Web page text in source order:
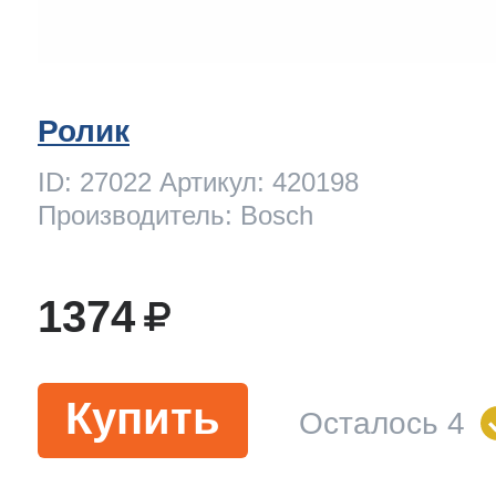
Ролик
ID: 27022 Артикул: 420198
Производитель: Bosch
1374
Купить Осталось 4